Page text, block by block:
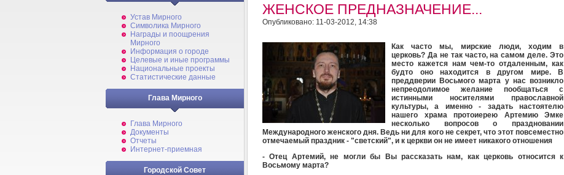
Устав Мирного
Символика Мирного
Награды и поощрения
Мирного
Информация о городе
Целевые и иные программы
Национальные проекты
Статистические данные
Глава Мирного
Глава Мирного
Документы
Отчеты
Интернет-приемная
Городской Совет
ЖЕНСКОЕ ПРЕДНАЗНАЧЕНИЕ...
Опубликовано: 11-03-2012, 14:38
Как часто мы, мирские люди, ходим в
церковь? Да не так часто, на самом деле. Это
место кажется нам чем-то отдаленным, как
будто оно находится в другом мире. В
преддверии Восьмого марта у нас возникло
непреодолимое желание пообщаться с
истинными носителями православной
культуры, а именно - задать настоятелю
нашего храма протоиерею Артемию Эмке
несколько вопросов о праздновании
Международного женского дня. Ведь ни для кого не секрет, что этот повсеместно
отмечаемый праздник - "светский", и к церкви он не имеет никакого отношения
- Отец Артемий, не могли бы Вы рассказать нам, как церковь относится к
Восьмому марта?